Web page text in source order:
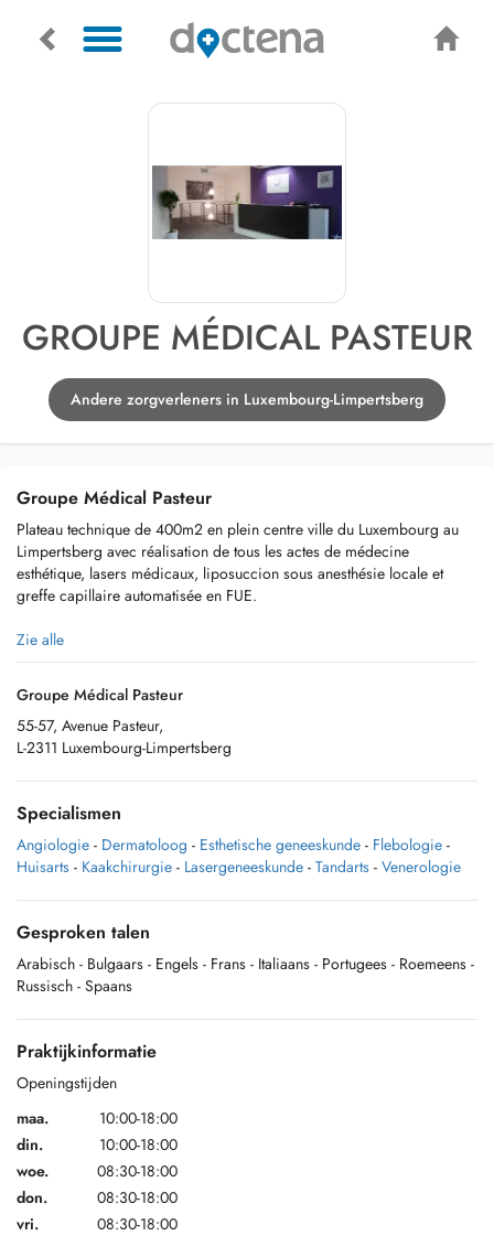
GROUPE MÉDICAL PASTEUR
Andere zorgverleners in Luxembourg-Limpertsberg
Groupe Médical Pasteur
Plateau technique de 400m2 en plein centre ville du Luxembourg au
Limpertsberg avec réalisation de tous les actes de médecine
esthétique, lasers médicaux, liposuccion sous anesthésie locale et
greffe capillaire automatisée en FUE.
Prise en charge pluridisciplinaire avec plusieurs spécialités (Médecine
esthétique, Dermatologie pour Adultes, Mésothérapie, Angiologie et
pathologies vasculaire, Dentisterie).
Accès facilité en transport en commun (Bus, tramway), Parking
disponible au Glacis.
Zie alle
Groupe Médical Pasteur
55-57, Avenue Pasteur,
L-2311 Luxembourg-Limpertsberg
Specialismen
Angiologie - Dermatoloog - Esthetische geneeskunde - Flebologie -
Huisarts - Kaakchirurgie - Lasergeneeskunde - Tandarts - Venerologie
Gesproken talen
Arabisch - Bulgaars - Engels - Frans - Italiaans - Portugees - Roemeens -
Russisch - Spaans
Praktijkinformatie
Openingstijden
maa.
10:00-18:00
din.
10:00-18:00
woe.
08:30-18:00
don.
08:30-18:00
vri.
08:30-18:00